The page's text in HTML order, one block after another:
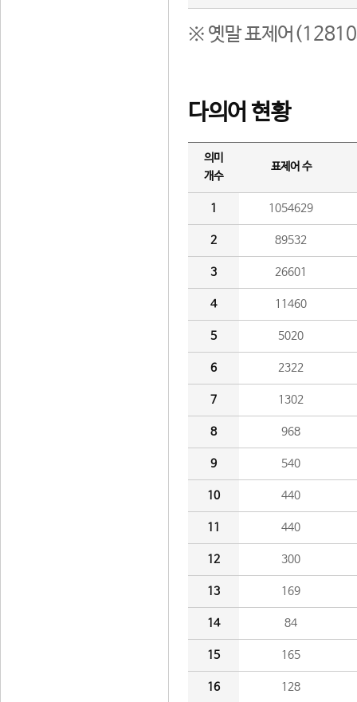
※ 옛말 표제어(12810
다의어 현황
의미
개수
표제어 수
1 1054629
2 89532
3 26601
4 11460
5 5020
6 2322
7 1302
8 968
9 540
10 440
11 440
12 300
13 169
14 84
15 165
16 128